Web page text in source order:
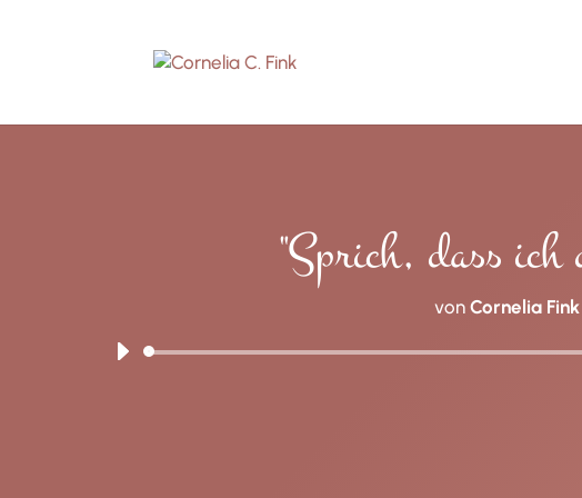
"Sprich, dass ich
vonCornelia Fink
Audio-